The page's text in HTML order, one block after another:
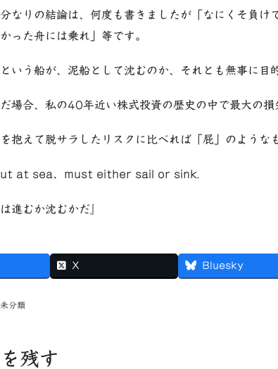
なりの結論は、何度も書きましたが「なにくそ負け
った舟には乗れ」等です。
いう船が、泥船として沈むのか、それとも無事に目
場合、私の40年近い株式投資の歴史の中で最大の損
抱えて脱サラしたリスクに比べれば「屁」のような
at sea、must either sail or sink.
進むか沈むかだ』
X Bluesky
未分類
残す